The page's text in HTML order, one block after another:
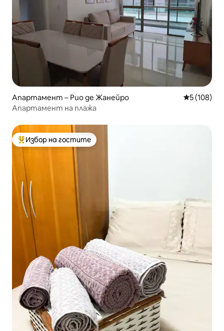
Апартамент – Рио де Жанейро Средна
5 (108)
Апартамент на плажа
Най-популярен избор на гостите
Избор на гостите